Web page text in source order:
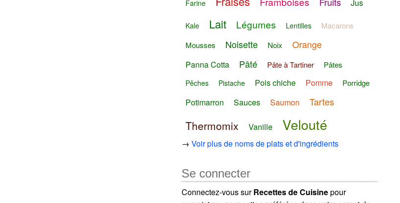
Farine Jus
Kale Lait Légumes Lentilles
Macarons
Mousses
Noisette Noix Orange
Panna Cotta Pâté Pâte à Tartiner Pâtes
Pêches Pistache Pois chiche Pomme Porridge
Potimarron Sauces Saumon Tartes
Thermomix Vanille Velouté
→Voir plus de noms de plats et d'ingrédients
Se connecter
Connectez-vous surRecettes de Cuisinepour